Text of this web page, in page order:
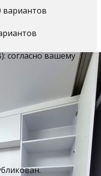
вариантов
согласно вашему